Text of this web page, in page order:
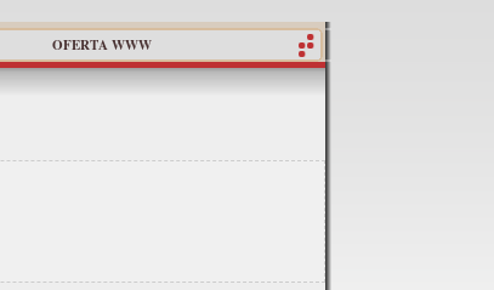
OFERTA WWW